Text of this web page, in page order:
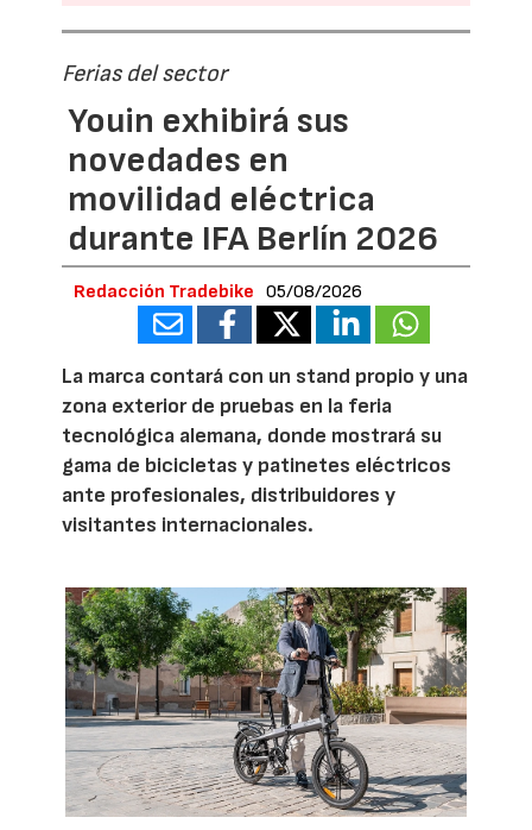
Ferias del sector
Youin exhibirá sus
novedades en
movilidad eléctrica
durante IFA Berlín 2026
Redacción Tradebike 05/08/2026
La marca contará con un stand propio y una
zona exterior de pruebas en la feria
tecnológica alemana, donde mostrará su
gama de bicicletas y patinetes eléctricos
ante profesionales, distribuidores y
visitantes internacionales.